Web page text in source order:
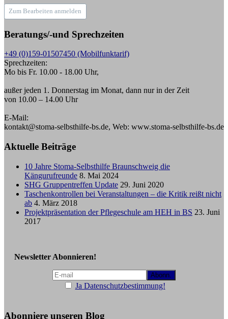
Zum Bearbeiten anmelden
Beratungs/-und Sprechzeiten
+49 (0)159-01507450 (Mobilfunktarif)
Sprechzeiten:
Mo bis Fr. 10.00 - 18.00 Uhr,
außer jeden 1. Donnerstag im Monat, dann nur in der Zeit
von 10.00 – 14.00 Uhr
E-Mail:
kontakt@stoma-selbsthilfe-bs.de, Web: www.stoma-selbsthilfe-bs.de
Aktuelle Beiträge
10 Jahre Stoma-Selbsthilfe Braunschweig die
Kängurufreunde 8. Mai 2024
SHG Gruppentreffen Update 29. Juni 2020
Taschenkontrollen bei Veranstaltungen – die Kritik reißt nicht
ab 4. März 2018
Projektpräsentation der Pflegeschule am HEH in BS 23. Juni
2017
Newsletter Abonnieren!
Ja Datenschutzbestimmung!
Abonniere unseren Blog